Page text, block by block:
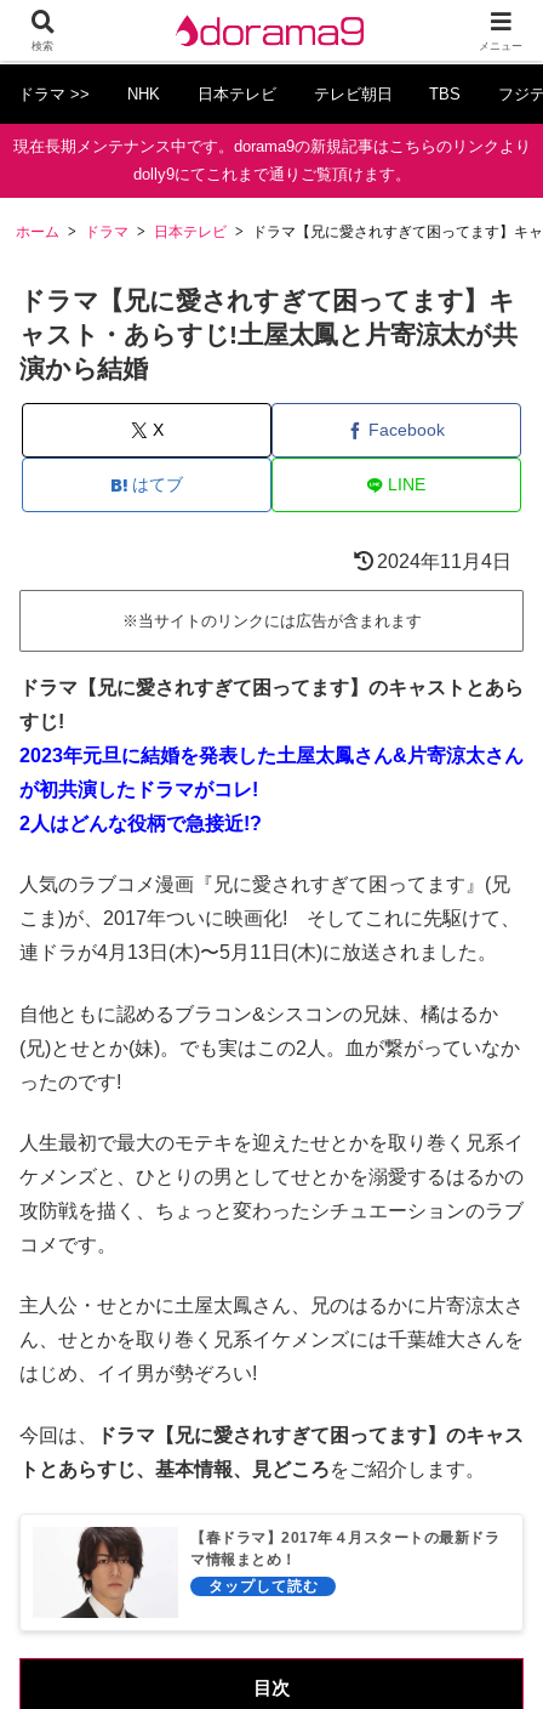
ドラマ >> NHK 日本テレビ テレビ朝日 TBS フジ
現在長期メンテナンス中です。dorama9の新規記事はこちらのリンクより
dolly9にてこれまで通りご覧頂けます。
ホーム ドラマ 日本テレビ ドラマ【兄に愛されすぎて困ってます】キ
ドラマ【兄に愛されすぎて困ってます】キ
ャスト・あらすじ!土屋太鳳と片寄涼太が共
演から結婚
X Facebook
はてブ LINE
2024年11月4日
※当サイトのリンクには広告が含まれます
ドラマ【兄に愛されすぎて困ってます】のキャストとあら
すじ!
2023年元旦に結婚を発表した土屋太鳳さん&片寄涼太さん
が初共演したドラマがコレ!
2人はどんな役柄で急接近!?
人気のラブコメ漫画『兄に愛されすぎて困ってます』(兄
こま)が、2017年ついに映画化! そしてこれに先駆けて、
連ドラが4月13日(木)〜5月11日(木)に放送されました。
自他ともに認めるブラコン&シスコンの兄妹、橘はるか
(兄)とせとか(妹)。でも実はこの2人。血が繋がっていなか
ったのです!
人生最初で最大のモテキを迎えたせとかを取り巻く兄系イ
ケメンズと、ひとりの男としてせとかを溺愛するはるかの
攻防戦を描く、ちょっと変わったシチュエーションのラブ
コメです。
主人公・せとかに土屋太鳳さん、兄のはるかに片寄涼太さ
ん、せとかを取り巻く兄系イケメンズには千葉雄大さんを
はじめ、イイ男が勢ぞろい!
今回は、
ドラマ【兄に愛されすぎて困ってます】のキャス
トとあらすじ、基本情報、見どころをご紹介します。
【春ドラマ】2017年４月スタートの最新ドラ
マ情報まとめ！
目次
検索 メニュー